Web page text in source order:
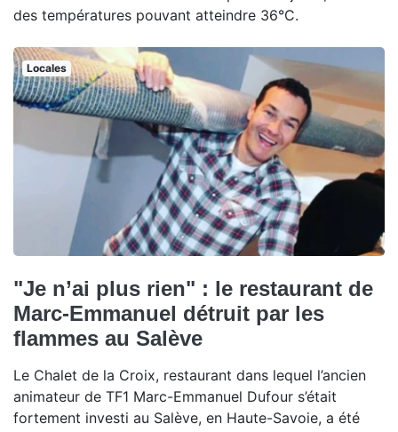
des températures pouvant atteindre 36°C.
Locales
"Je n’ai plus rien" : le restaurant de
Marc-Emmanuel détruit par les
flammes au Salève
Le Chalet de la Croix, restaurant dans lequel l’ancien
animateur de TF1 Marc-Emmanuel Dufour s’était
fortement investi au Salève, en Haute-Savoie, a été